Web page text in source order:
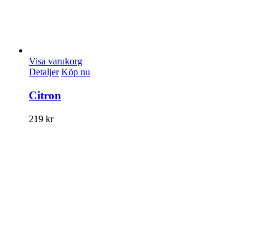
Visa varukorg
Detaljer Köp nu
Citron
219 kr